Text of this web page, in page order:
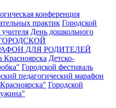
конференция
практик Городской
День дошкольного
ДЛЯ РОДИТЕЛЕЙ
Красноярска Детско-
Городской фестиваль
педагогический марафон
Городской